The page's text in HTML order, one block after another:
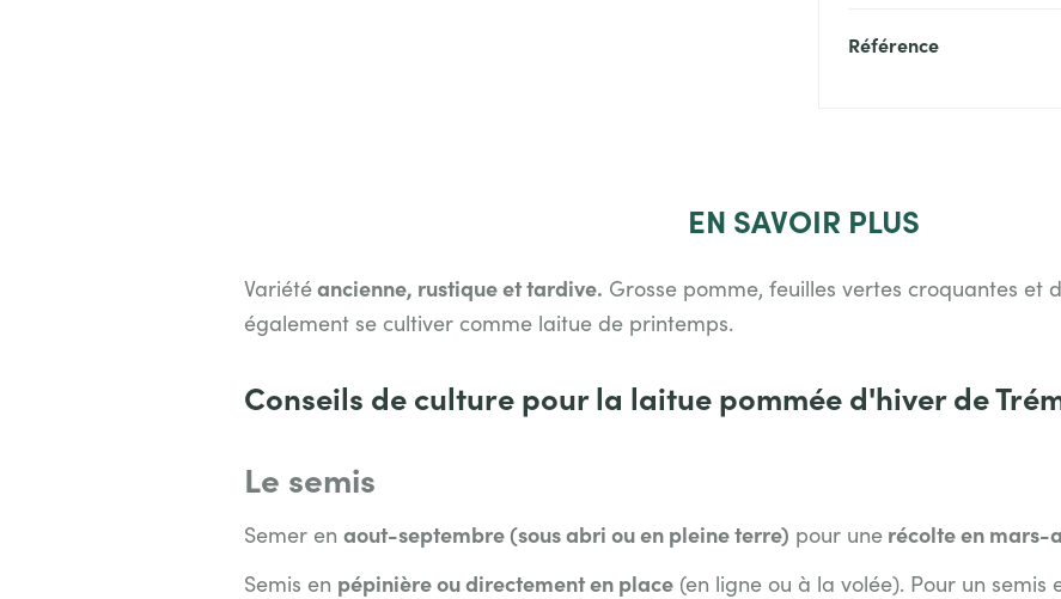
Référence
EN SAVOIR PLUS
Variétéancienne, rustique et tardive. Grosse pomme, feuilles vertes croquantes et
également se cultiver comme laitue de printemps.
Conseils de culture pour la laitue pommée d'hiver de
Le semis
Semer en aout-septembre (sous abri ou en pleine terre) pour une récolte en mars-
Semis en pépinière ou directement en place (en ligne ou à la volée). Pour un semis